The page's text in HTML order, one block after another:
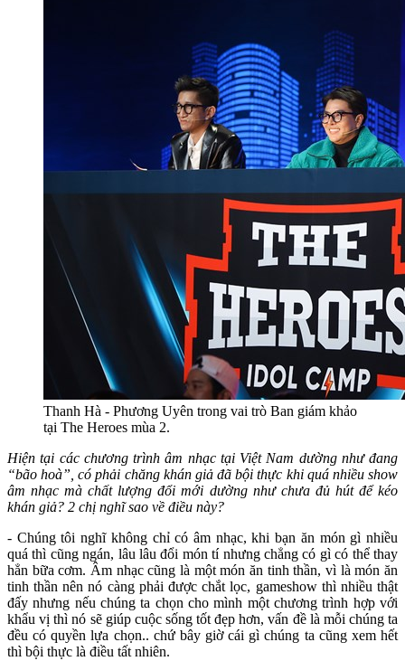
Thanh Hà - Phương Uyên trong vai trò Ban giám khảo
tại The Heroes mùa 2.
Hiện tại các chương trình âm nhạc tại Việt Nam dường như đang
“bão hoà”, có phải chăng khán giả đã bội thực khi quá nhiều show
âm nhạc mà chất lượng đổi mới dường như chưa đủ hút để kéo
khán giả? 2 chị nghĩ sao về điều này?
- Chúng tôi nghĩ không chỉ có âm nhạc, khi bạn ăn món gì nhiều
quá thì cũng ngán, lâu lâu đổi món tí nhưng chẳng có gì có thể thay
hẳn bữa cơm. Âm nhạc cũng là một món ăn tinh thần, vì là món ăn
tinh thần nên nó càng phải được chắt lọc, gameshow thì nhiều thật
đấy nhưng nếu chúng ta chọn cho mình một chương trình hợp với
khẩu vị thì nó sẽ giúp cuộc sống tốt đẹp hơn, vấn đề là mỗi chúng ta
đều có quyền lựa chọn.. chứ bây giờ cái gì chúng ta cũng xem hết
thì bội thực là điều tất nhiên.